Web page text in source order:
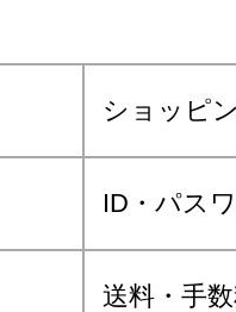
ショッピ
ID・パス
送料・手